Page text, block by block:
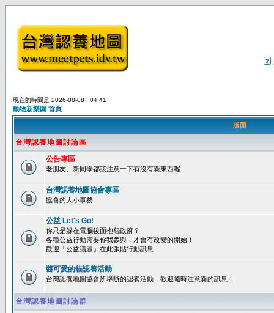
現在的時間是 2026-08-08 , 04:41
動物新樂園 首頁
版面
台灣認養地圖討論區
公告專區
老朋友、新同學都該注意一下有沒有新東西喔
台灣認養地圖協會專區
協會的大小事務
公益 Let's Go!
你只是躲在電腦後面抱怨政府？
各種公益行動需要你我參與，才會有改變的開始！
歡迎「公益議題」在此張貼行動訊息
醬可愛的貓認養活動
台灣認養地圖協會所舉辦的認養活動，歡迎隨時注意新的訊息！
台灣認養地圖討論群